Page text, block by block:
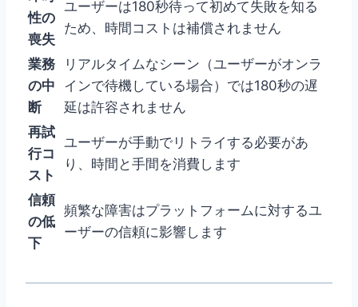
性の
喪失
ユーザーは180秒待って初めて失敗を知る
ため、時間コストは補償されません
業務
の中
断
リアルタイムなシーン（ユーザーがオンラ
インで待機している場合）では180秒の遅
延は許容されません
再試
行コ
スト
ユーザーが手動でリトライする必要があ
り、時間と手間を消費します
信頼
の低
下
頻繁な障害はプラットフォームに対するユ
ーザーの信頼に影響します